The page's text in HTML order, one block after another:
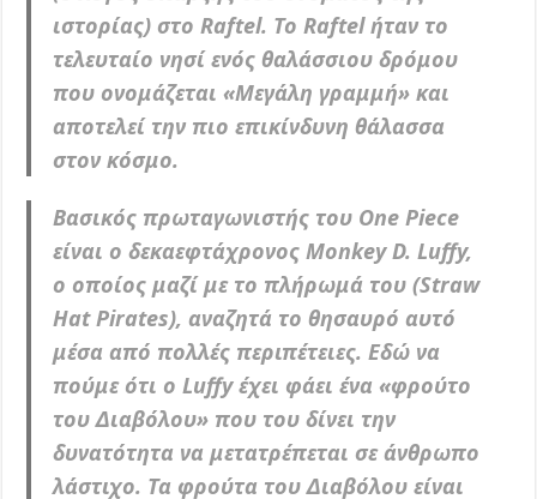
ιστορίας) στο Raftel. Το Raftel ήταν το
τελευταίο νησί ενός θαλάσσιου δρόμου
που ονομάζεται «Μεγάλη γραμμή» και
αποτελεί την πιο επικίνδυνη θάλασσα
στον κόσμο.
Βασικός πρωταγωνιστής του One Piece
είναι ο δεκαεφτάχρονος Monkey D. Luffy,
ο οποίος μαζί με το πλήρωμά του (Straw
Hat Pirates), αναζητά το θησαυρό αυτό
μέσα από πολλές περιπέτειες. Εδώ να
πούμε ότι ο Luffy έχει φάει ένα «φρούτο
του Διαβόλου» που του δίνει την
δυνατότητα να μετατρέπεται σε άνθρωπο
λάστιχο. Τα φρούτα του Διαβόλου είναι